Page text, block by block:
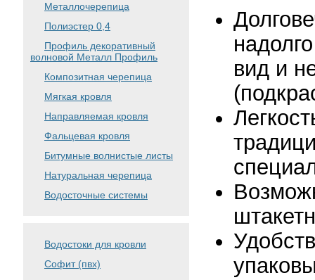
Металлочерепица
Полиэстер 0,4
Профиль декоративный
волновой Металл Профиль
Композитная черепица
Мягкая кровля
Направляемая кровля
Фальцевая кровля
Битумные волнистые листы
Натуральная черепица
Водосточные системы
Водостоки для кровли
Софит (пвх)
вид и